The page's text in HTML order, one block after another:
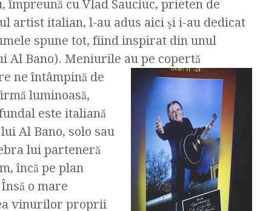
împreună cu Vlad Sauciuc, prieten de
artist italian, l-au adus aici şi i-au dedicat
spune tot, fiind inspirat din unul
Bano). Meniurile au pe copertă
ne întâmpină de
luminoasă,
este italiană
Al Bano, solo sau
lui parteneră
încă pe plan
o mare
vinurilor proprii